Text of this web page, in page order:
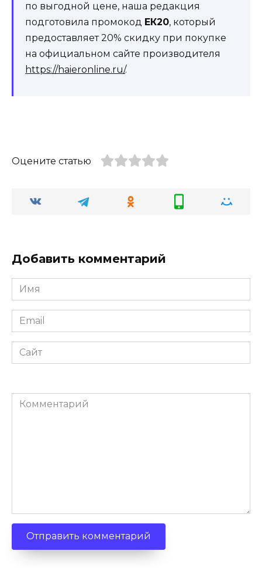
по выгодной цене, наша редакция
подготовила промокод ЕК20, который
предоставляет 20% скидку при покупке
на официальном сайте производителя
https://haieronline.ru/.
Оцените статью
Добавить комментарий
Имя
*
Email
*
Сайт
Комментарий